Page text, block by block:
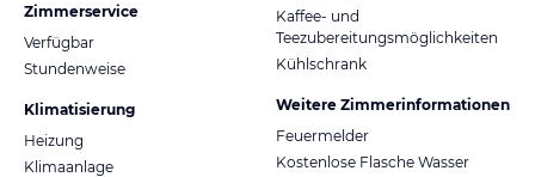
Zimmerservice
Verfügbar
Stundenweise
Klimatisierung
Heizung
Klimaanlage
Kaffee- und
Teezubereitungsmöglichkeiten
Kühlschrank
Weitere Zimmerinformationen
Feuermelder
Kostenlose Flasche Wasser